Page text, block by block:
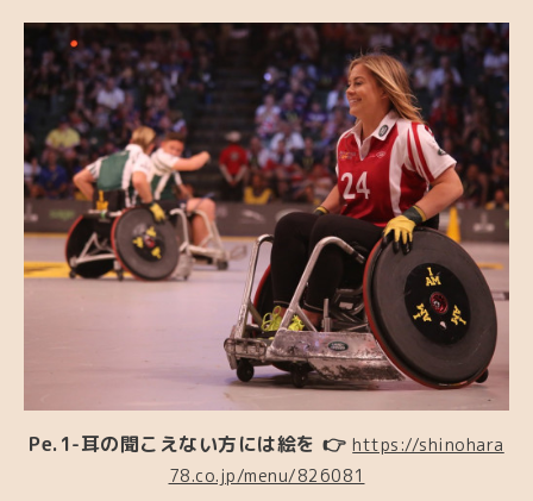
Pe.1-耳の聞こえない方には絵を 👉 https://shinohara
78.co.jp/menu/826081